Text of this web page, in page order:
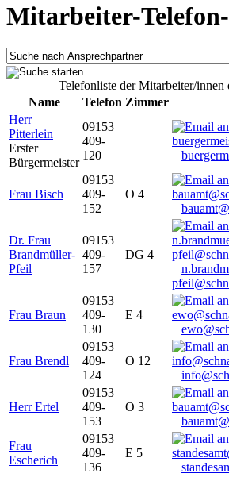
Mitarbeiter-
Telefonliste der Mitarbeiter/innen
Name
Telefon Zimmer
Herr
Pitterlein
Erster
Bürgermeister
09153
409-
120
Frau Bisch
09153
409-
152
O 4
Dr. Frau
Brandmüller-
Pfeil
09153
409-
157
DG 4
Frau Braun
09153
409-
130
E 4
Frau Brendl
09153
409-
124
O 12
Herr Ertel
09153
409-
153
O 3
Frau
Escherich
09153
409-
136
E 5